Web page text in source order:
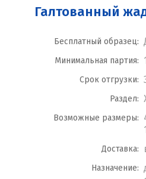
Галтованный
Бесплатный образец:
Минимальная партия:
Срок отгрузки:
Раздел:
Возможные размеры:
Доставка:
Назначение: